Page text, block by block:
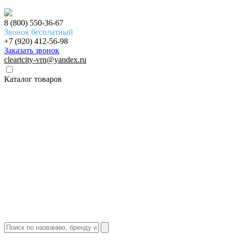
8 (800) 550-36-67
Звонок бесплатный
+7 (920) 412-56-98
Заказать звонок
cleartcity-vrn@yandex.ru
Каталог товаров